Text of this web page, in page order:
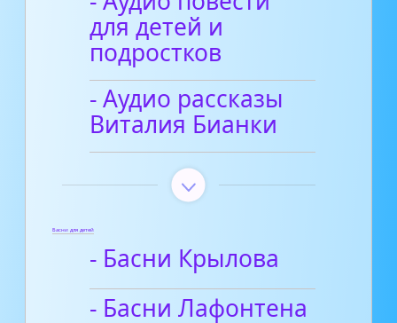
для детей и
подростков
- Аудио рассказы
Виталия Бианки
Басни для детей
- Басни Крылова
- Басни Лафонтена